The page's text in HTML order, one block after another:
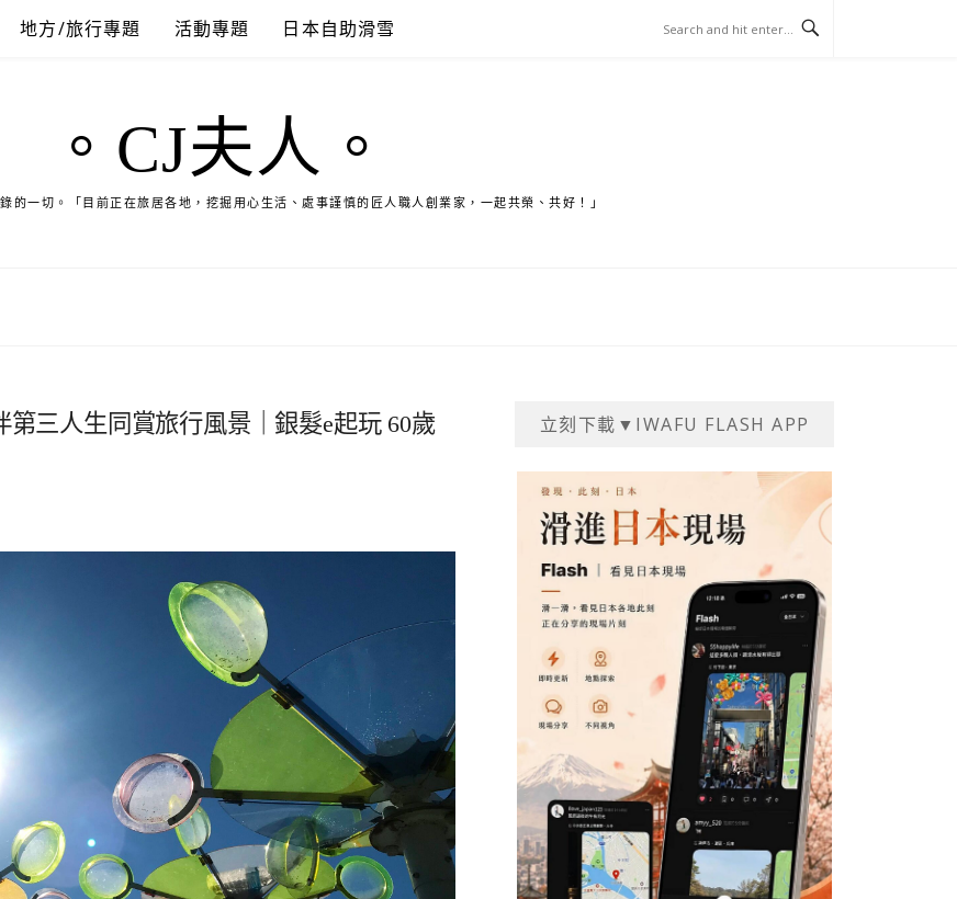
地方/旅行專題 活動專題 日本自助滑雪
。CJ夫人。
的一切。「目前正在旅居各地，挖掘用心生活、處事謹慎的匠人職人創業家，一起共榮、共好！」
三人生同賞旅行風景｜銀髮e起玩 60歲
立刻下載▼IWAFU FLASH APP